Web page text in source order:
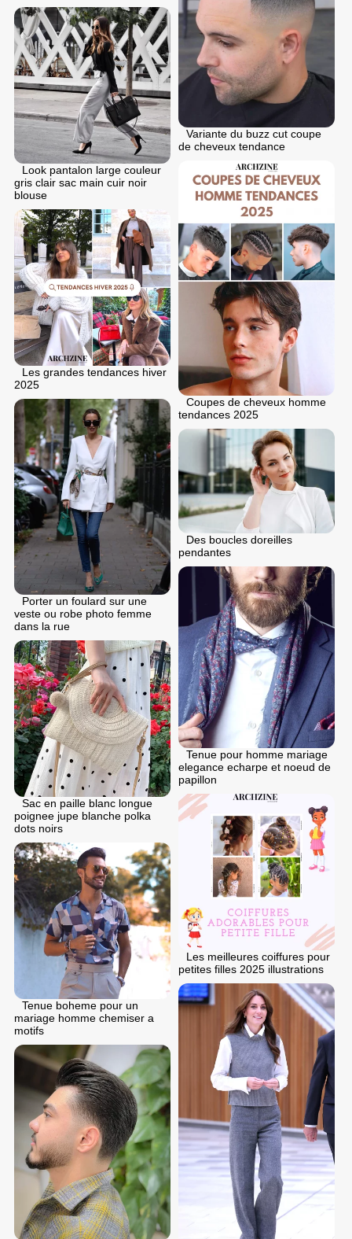
Variante du buzz cut coupe
de cheveux tendance
Look pantalon large couleur
gris clair sac main cuir noir
blouse
Coupes de cheveux homme
tendances 2025
Les grandes tendances hiver
2025
Porter un foulard sur une
veste ou robe photo femme
dans la rue
Des boucles doreilles
pendantes
Tenue pour homme mariage
elegance echarpe et noeud de
papillon
Sac en paille blanc longue
poignee jupe blanche polka
dots noirs
Les meilleures coiffures pour
petites filles 2025 illustrations
Tenue boheme pour un
mariage homme chemiser a
motifs